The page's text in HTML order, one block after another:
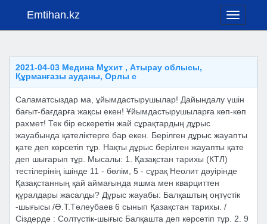
Emtihan.kz
Toggle
2021-04-03 Медина Мұхит , Атырау облысы,
Құрманғазы ауданы, Орлы с
Саламатсыздар ма, ұйымдастырушылар! Дайындалу үшін
бағыт-бағдарға жақсы екен! Ұйымдастырушыларға көп-көп
рахмет! Тек бір ескеретін жай сұрақтардың дұрыс
жауабында қателіктерге бар екен. Берілген дұрыс жауапты
қате деп көрсетіп тұр. Нақты дұрыс берілген жауапты қате
деп шығарып тұр. Мысалы: 1. Қазақстан тарихы (КТЛ)
тестілерінің ішінде 11 - бөлім, 5 - сұрақ Неолит дәуірінде
Қазақстанның қай аймағында яшма мен кварциттен
құралдары жасалды? Дұрыс жауабы: Балқаштың оңтүстік
-шығысы /Ә.Т.Төлеубаев 6 сынып Қазақстан тарихы. /
Сіздерде : Солтүстік-шығыс Балқашта деп көрсетіп тұр. 2. 9